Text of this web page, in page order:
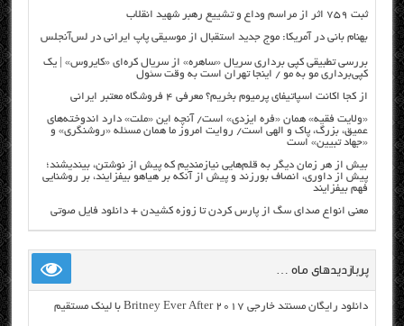
ثبت ۷۵۹ اثر از مراسم وداع و تشییع رهبر شهید انقلاب
بهنام بانی در آمریکا: موج جدید استقبال از موسیقی پاپ ایرانی در لس‌آنجلس
بررسی تطبیقی کپی برداری سریال «ساهره» از سریال کره‌ای «کایروس» | یک
کپی‌برداری مو به مو / اینجا تهران است به وقت سئول
از کجا اکانت اسپاتیفای پرمیوم بخریم؟ معرفی ۴ فروشگاه معتبر ایرانی
«ولایت فقیه» همان «فره ایزدی» است/ آنچه این «ملت» دارد اندوخته‌های
عمیق، بزرگ، پاک و الهی است/ روایت امروز ما همان مسئله «روشنگری» و
«جهاد تبیین» است
بیش از هر زمان دیگر به قلم‌هایی نیازمندیم که پیش از نوشتن، بیندیشند؛
پیش از داوری، انصاف بورزند و پیش از آنکه بر هیاهو بیفزایند، بر روشنایی
فهم بیفزایند
معنی انواع صدای سگ از پارس کردن تا زوزه کشیدن + دانلود فایل صوتی
پربازدیدهای ماه …
دانلود رایگان مسنتد خارجی Britney Ever After 2017 با لینک مستقیم